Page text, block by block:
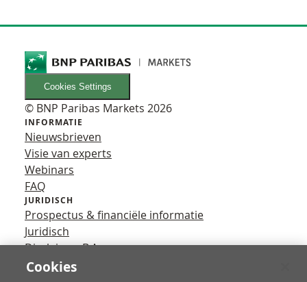
Cookies Settings
© BNP Paribas Markets 2026
INFORMATIE
Nieuwsbrieven
Visie van experts
Webinars
FAQ
JURIDISCH
Prospectus & financiële informatie
Juridisch
Disclaimer B.A.
Privacy
Cookies